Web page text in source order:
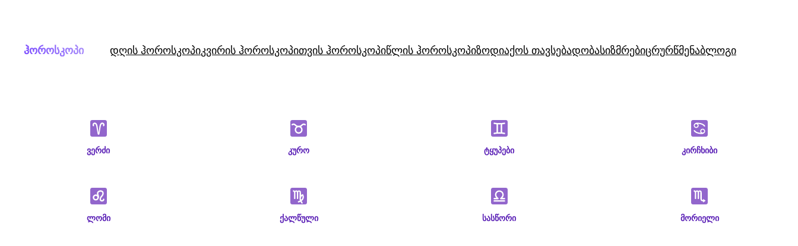
content
ჰოროსკოპი დღის ჰოროსკოპიკვირის ჰოროსკოპითვის ჰოროსკოპიწლის ჰოროსკოპიზოდიაქოს თავსებადობასიზმრებიცრურწმენაბლოგი
ვერძი კურო ტყუპები კირჩხიბი
ლომი ქალწული სასწორი მორიელი